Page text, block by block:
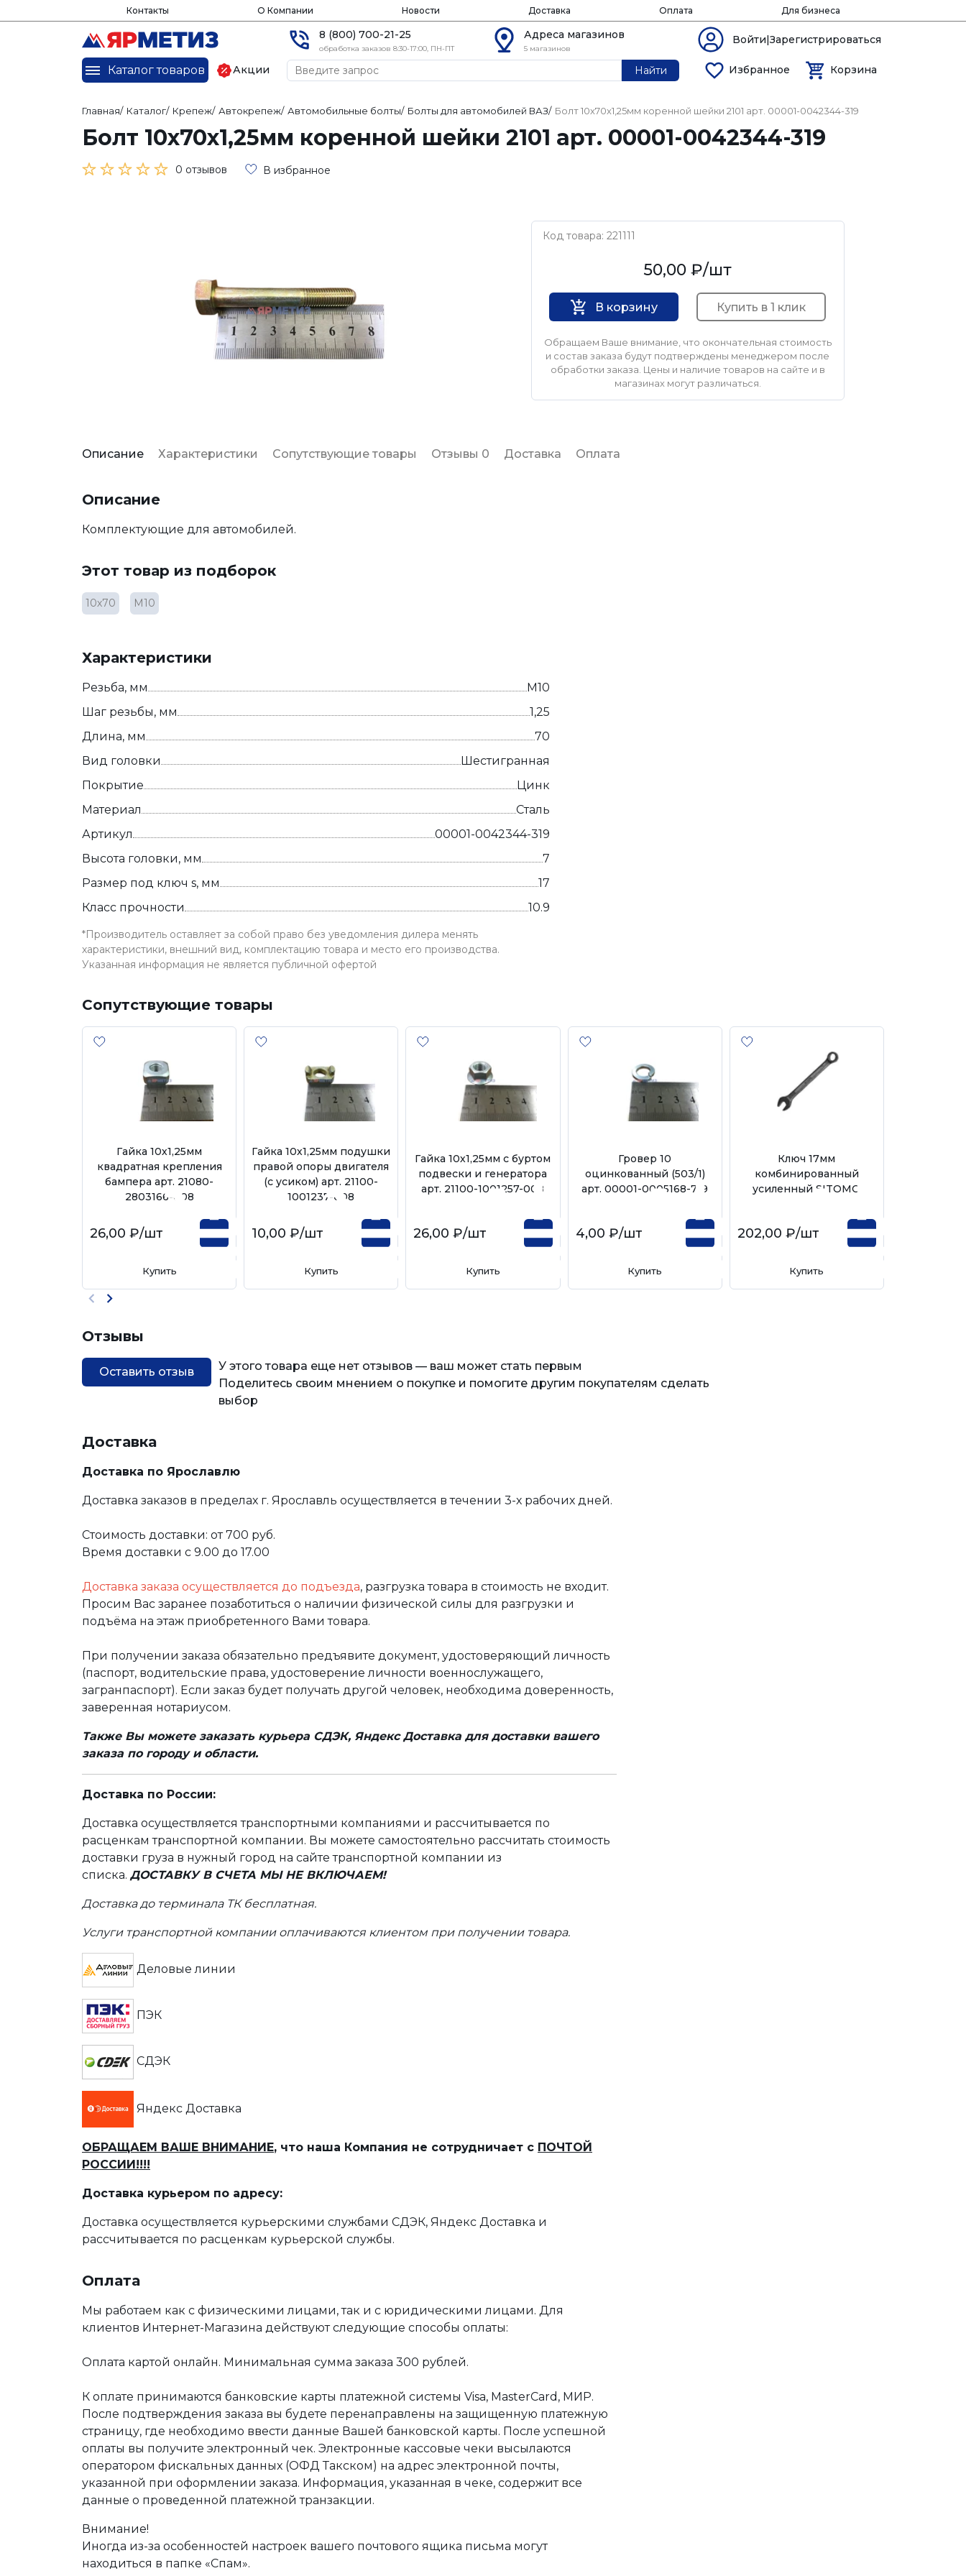
Контакты О Компании Новости Доставка Оплата Для бизнеса
8 (800) 700-21-25
обработка заказов 8:30-17:00, ПН-ПТ
Адреса магазинов
5 магазинов
Войти|Зарегистрироваться
Каталог товаров Акции Найти Избранное Корзина
Главная/ Каталог/ Крепеж/ Автокрепеж/ Автомобильные болты/ Болты для автомобилей ВАЗ/ Болт 10х70х1,25мм коренной шейки 2101 арт. 00001-0042344-319
Болт 10х70х1,25мм коренной шейки 2101 арт. 00001-0042344-319
0 отзывов В избранное
Код товара: 221111
50,00 ₽/шт
В корзину Купить в 1 клик
Обращаем Ваше внимание, что окончательная стоимость
и состав заказа будут подтверждены менеджером после
обработки заказа. Цены и наличие товаров на сайте и в
магазинах могут различаться.
Описание Характеристики Сопутствующие товары Отзывы 0 Доставка Оплата
Описание
Комплектующие для автомобилей.
Этот товар из подборок
10х70 М10
Характеристики
Резьба, мм
М10
Шаг резьбы, мм
1,25
Длина, мм
70
Вид головки
Шестигранная
Покрытие
Цинк
Материал
Сталь
Артикул
00001-0042344-319
Высота головки, мм
7
Размер под ключ s, мм
17
Класс прочности
10.9
*Производитель оставляет за собой право без уведомления дилера менять
характеристики, внешний вид, комплектацию товара и место его производства.
Указанная информация не является публичной офертой
Сопутствующие товары
Гайка 10х1,25мм
квадратная крепления
бампера арт. 21080-
2803166-008
26,00 ₽/шт
Купить
Гайка 10х1,25мм подушки
правой опоры двигателя
(с усиком) арт. 21100-
1001237-008
10,00 ₽/шт
Купить
Гайка 10х1,25мм с буртом
подвески и генератора
арт. 21100-1001257-008
26,00 ₽/шт
Купить
Гровер 10
оцинкованный (503/1)
арт. 00001-0005168-719
4,00 ₽/шт
Купить
Ключ 17мм
комбинированный
усиленный SITOMO
202,00 ₽/шт
Купить
Отзывы
Оставить отзыв
У этого товара еще нет отзывов — ваш может стать первым
Поделитесь своим мнением о покупке и помогите другим покупателям сделать
выбор
Доставка
Доставка по Ярославлю
Доставка заказов в пределах г. Ярославль осуществляется в течении 3-х рабочих дней.
Стоимость доставки: от 700 руб.
Время доставки с 9.00 до 17.00
Доставка заказа осуществляется до подъезда, разгрузка товара в стоимость не входит.
Просим Вас заранее позаботиться о наличии физической силы для разгрузки и
подъёма на этаж приобретенного Вами товара.
При получении заказа обязательно предъявите документ, удостоверяющий личность
(паспорт, водительские права, удостоверение личности военнослужащего,
загранпаспорт). Если заказ будет получать другой человек, необходима доверенность,
заверенная нотариусом.
Также Вы можете заказать курьера СДЭК, Яндекс Доставка для доставки вашего
заказа по городу и области.
Доставка по России:
Доставка осуществляется транспортными компаниями и рассчитывается по
расценкам транспортной компании. Вы можете самостоятельно рассчитать стоимость
доставки груза в нужный город на сайте транспортной компании из
списка. ДОСТАВКУ В СЧЕТА МЫ НЕ ВКЛЮЧАЕМ!
Доставка до терминала ТК бесплатная.
Услуги транспортной компании оплачиваются клиентом при получении товара.
Деловые линии
ПЭК
СДЭК
Яндекс Доставка
ОБРАЩАЕМ ВАШЕ ВНИМАНИЕ, что наша Компания не сотрудничает с ПОЧТОЙ
РОССИИ!!!!
Доставка курьером по адресу:
Доставка осуществляется курьерскими службами СДЭК, Яндекс Доставка и
рассчитывается по расценкам курьерской службы.
Оплата
Мы работаем как с физическими лицами, так и с юридическими лицами. Для
клиентов Интернет-Магазина действуют следующие способы оплаты:
Оплата картой онлайн. Минимальная сумма заказа 300 рублей.
К оплате принимаются банковские карты платежной системы Visa, MasterCard, МИР.
После подтверждения заказа вы будете перенаправлены на защищенную платежную
страницу, где необходимо ввести данные Вашей банковской карты. После успешной
оплаты вы получите электронный чек. Электронные кассовые чеки высылаются
оператором фискальных данных (ОФД Такском) на адрес электронной почты,
указанной при оформлении заказа. Информация, указанная в чеке, содержит все
данные о проведенной платежной транзакции.
Внимание!
Иногда из-за особенностей настроек вашего почтового ящика письма могут
находиться в папке «Спам».